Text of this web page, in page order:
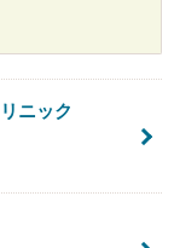
ニック